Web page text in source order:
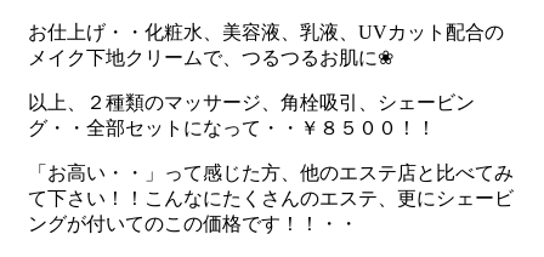
お仕上げ・・化粧水、美容液、乳液、UVカット配合の
メイク下地クリームで、つるつるお肌に❀
以上、２種類のマッサージ、角栓吸引、シェービン
グ・・全部セットになって・・￥８５００！！
「お高い・・」って感じた方、他のエステ店と比べてみ
て下さい！！こんなにたくさんのエステ、更にシェービ
ングが付いてのこの価格です！！・・